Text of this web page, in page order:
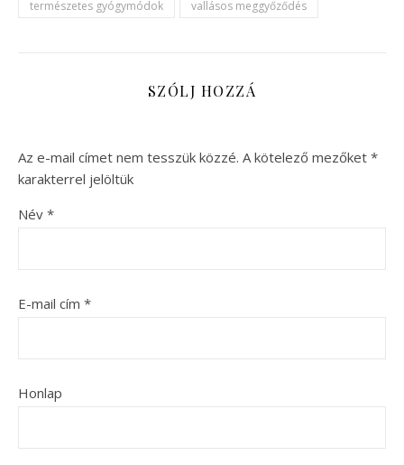
természetes gyógymódok
vallásos meggyőződés
SZÓLJ HOZZÁ
Az e-mail címet nem tesszük közzé. A kötelező mezőket *
karakterrel jelöltük
Név *
E-mail cím *
Honlap